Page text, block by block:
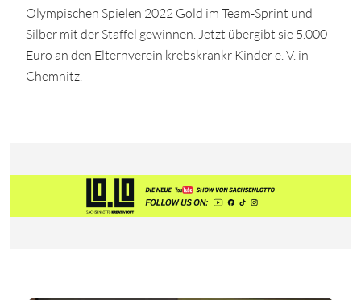
Olympischen Spielen 2022 Gold im Team-Sprint und
Silber mit der Staffel gewinnen. Jetzt übergibt sie 5.000
Euro an den Elternverein krebskrankr Kinder e. V. in
Chemnitz.